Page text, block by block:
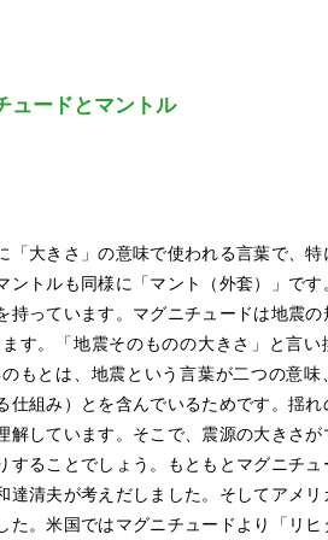
ュードとマントル
大きさ」の意味で使われる言葉で、特
ントルも同様に「マント（外套）」です
っています。マグニチュードは地震の
す。「地震そのものの大きさ」と言い
もとは、地震という言葉が二つの意味
仕組み）とを含んでいるためです。揺れ
解しています。そこで、震源の大きさが
することでしょう。もともとマグニチュ
達清夫が考えだしました。そしてアメリ
た。米国ではマグニチュードより「リヒ